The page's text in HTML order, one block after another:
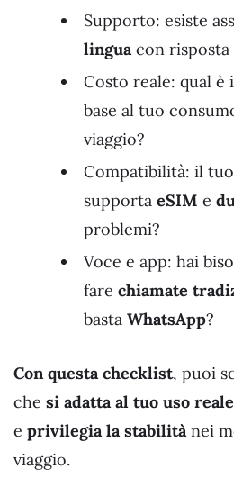
Supporto: esiste
linguacon risposta
Costo reale: qual è
base al tuo
viaggio?
Compatibilità: il
supporta eSIM e
problemi?
Voce e app: hai
fare chiamate
basta WhatsApp?
Con questa checklist, puoi
che si adatta al tuo uso reale
e privilegia la stabilità nei
viaggio.